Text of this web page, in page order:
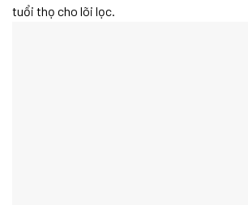
tuổi thọ cho lõi lọc.